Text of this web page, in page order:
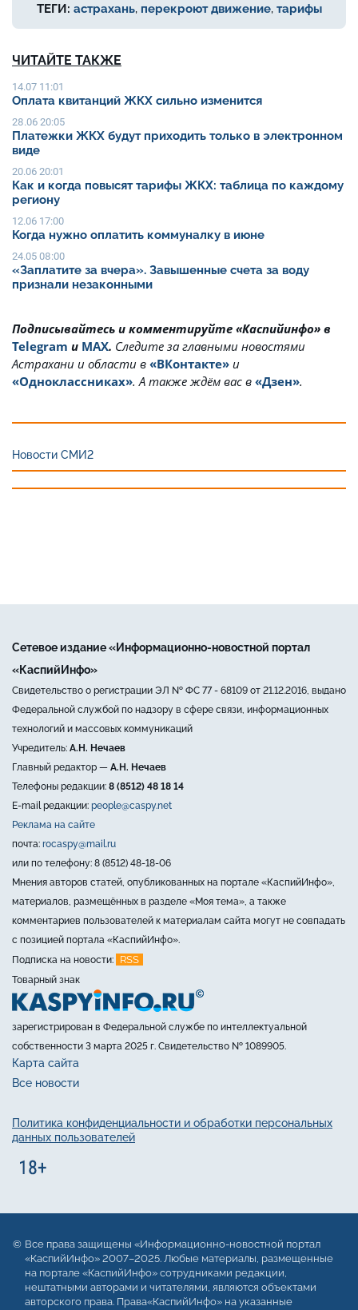
ТЕГИ: астрахань, перекроют движение, тарифы
ЧИТАЙТЕ ТАКЖЕ
14.07 11:01
Оплата квитанций ЖКХ сильно изменится
28.06 20:05
Платежки ЖКХ будут приходить только в электронном
виде
20.06 20:01
Как и когда повысят тарифы ЖКХ: таблица по каждому
региону
12.06 17:00
Когда нужно оплатить коммуналку в июне
24.05 08:00
«Заплатите за вчера». Завышенные счета за воду
признали незаконными
Подписывайтесь и комментируйте «Каспийинфо» в
Telegram и MAX. Cледите за главными новостями
Астрахани и области в «ВКонтакте» и
«Одноклассниках». А также ждём вас в «Дзен».
Новости СМИ2
Сетевое издание «Информационно-новостной портал
«КаспийИнфо»
Свидетельство о регистрации ЭЛ № ФС 77 - 68109 от 21.12.2016, выдано
Федеральной службой по надзору в сфере связи, информационных
технологий и массовых коммуникаций
Учредитель: А.Н. Нечаев
Главный редактор — А.Н. Нечаев
Телефоны редакции: 8 (8512) 48 18 14
E-mail редакции: people@caspy.net
Реклама на сайте
почта: rocaspy@mail.ru
или по телефону: 8 (8512) 48-18-06
Мнения авторов статей, опубликованных на портале «КаспийИнфо»,
материалов, размещённых в разделе «Моя тема», а также
комментариев пользователей к материалам сайта могут не совпадать
с позицией портала «КаспийИнфо».
Подписка на новости:
RSS
Товарный знак
зарегистрирован в Федеральной службе по интеллектуальной
собственности 3 марта 2025 г. Свидетельство № 1089905.
Карта сайта
Все новости
Политика конфиденциальности и обработки персональных
данных пользователей
Все права защищены «Информационно-новостной портал
«КаспийИнфо» 2007–2025. Любые материалы, размещенные
на портале «КаспийИнфо» сотрудниками редакции,
нештатными авторами и читателями, являются объектами
авторского права. Права«КаспийИнфо» на указанные